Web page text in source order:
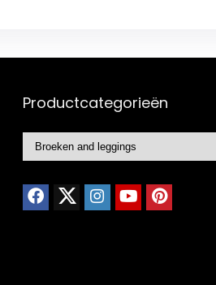
Productcategorieën